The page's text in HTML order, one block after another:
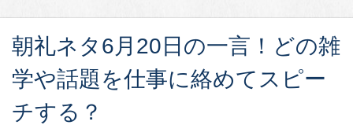
朝礼ネタ6月20日の一言！どの雑
学や話題を仕事に絡めてスピー
チする？